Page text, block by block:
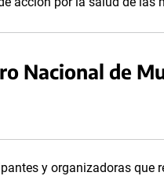
Nacional de
y organizadoras que